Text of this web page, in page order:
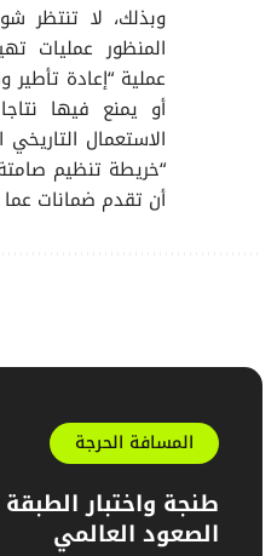
​وبذلك، لا تنتظر
المنظور عمليات
عملية “إعادة
أو يمنع فيها
الاستعمال
“خريطة تنظيم
أن تقدم ضمانات عما
المسافة الحرجة
طنجة واختبار
الصعود العالمي